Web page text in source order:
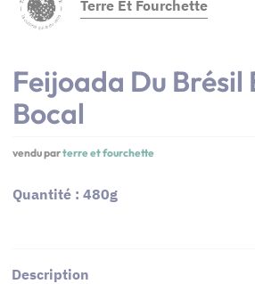
Terre Et Fourchette
Feijoada Du Brésil
Bocal
vendu parterre et fourchette
Quantité : 480g
Description